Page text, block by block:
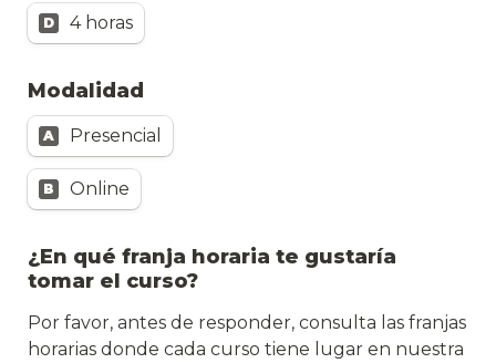
D 4 horas
Modalidad
A Presencial
B Online
¿En qué franja horaria te gustaría
tomar el curso?
Por favor, antes de responder, consulta las franjas
horarias donde cada curso tiene lugar en nuestra